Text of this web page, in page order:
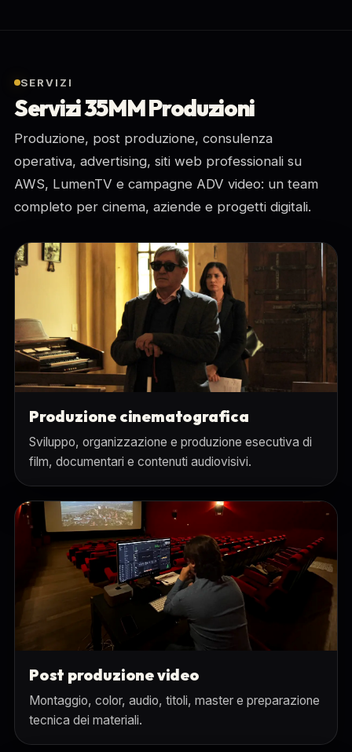
SERVIZI
Servizi 35MM Produzioni
Produzione, post produzione, consulenza
operativa, advertising, siti web professionali su
AWS, LumenTV e campagne ADV video: un team
completo per cinema, aziende e progetti digitali.
Produzione cinematografica
Sviluppo, organizzazione e produzione esecutiva di
film, documentari e contenuti audiovisivi.
Post produzione video
Montaggio, color, audio, titoli, master e preparazione
tecnica dei materiali.